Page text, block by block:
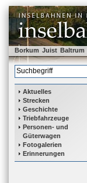
Borkum Juist Baltrum
Aktuelles
Strecken
Geschichte
Triebfahrzeuge
Personen- und
Güterwagen
Fotogalerien
Erinnerungen